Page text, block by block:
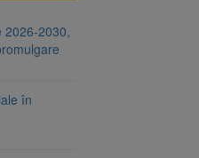
2026-2030,
în